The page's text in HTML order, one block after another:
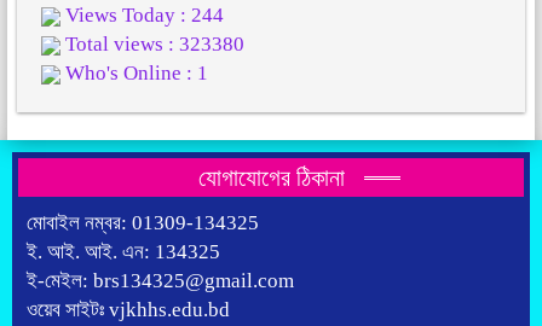
Views Today : 244
Total views : 323380
Who's Online : 1
যোগাযোগের ঠিকানা
মোবাইল নম্বর: 01309-134325
ই. আই. আই. এন: 134325
ই-মেইল: brs134325@gmail.com
ওয়েব সাইটঃ vjkhhs.edu.bd